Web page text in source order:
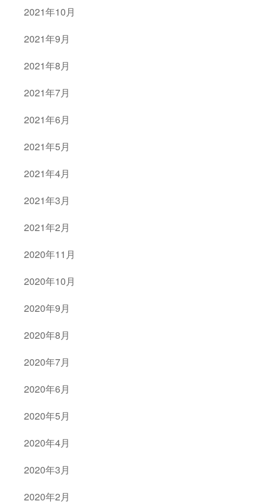
2021年10月
2021年9月
2021年8月
2021年7月
2021年6月
2021年5月
2021年4月
2021年3月
2021年2月
2020年11月
2020年10月
2020年9月
2020年8月
2020年7月
2020年6月
2020年5月
2020年4月
2020年3月
2020年2月